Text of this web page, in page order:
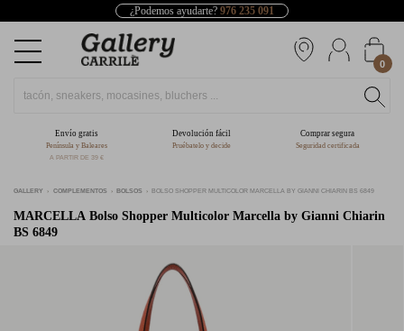
¿Podemos ayudarte? 976 235 091
0
Envío gratis
Península y Baleares
A PARTIR DE 39 €
Devolución fácil
Pruébatelo y decide
Comprar segura
Seguridad certificada
GALLERY COMPLEMENTOS BOLSOS BOLSO SHOPPER MULTICOLOR MARCELLA BY GIANNI CHIARIN BS 6849
MARCELLA Bolso Shopper Multicolor Marcella by Gianni Chiarin
BS 6849